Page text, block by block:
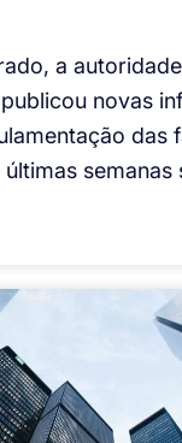
a
novas
das
últimas